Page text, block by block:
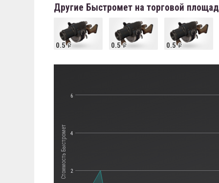
Другие Быстромет на торговой
0.5 0.5 0.5
Стоимость Быстромет 2
4
6